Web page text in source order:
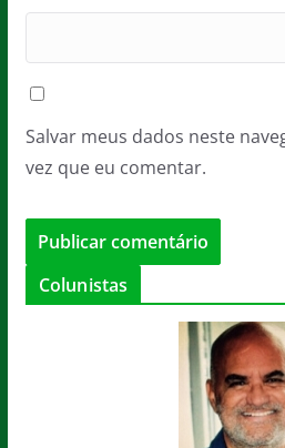
Salvar meus dados neste
vez que eu comentar.
Colunistas